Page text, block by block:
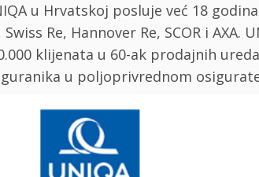
u Hrvatskoj posluje već 18
Swiss Re, Hannover Re, SCOR i
klijenata u 60-ak prodajnih
u poljoprivrednom